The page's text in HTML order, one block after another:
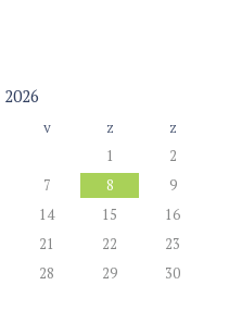
2026
V Z Z
1
2
7 8
9
14 15
16
21 22
23
28 29
30